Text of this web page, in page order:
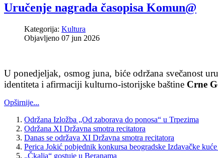
Uručenje nagrada časopisa Komun@
Kategorija: Kultura
Objavljeno 07 jun 2026
U ponedjeljak, osmog juna, biće održana svečanost
identiteta i afirmaciji kulturno-istorijske baštine Crne
Opširnije...
Održana Izložba „Od zaborava do ponosa“ u Trpezima
Održana XI Državna smotra recitatora
Danas se održava XI Državna smotra recitatora
Perica Jokić pobjednik konkursa beogradske Izdavačke
„Čkalja“ gostuje u Beranama